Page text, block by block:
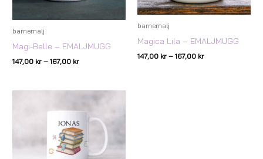
barnemalj
Magi-Belle – EMALJMUGG
147,00 kr – 167,00 kr
barnemalj
Magica Lila – EMALJMUGG
147,00 kr – 167,00 kr
147,00 kr
till
167,00 kr